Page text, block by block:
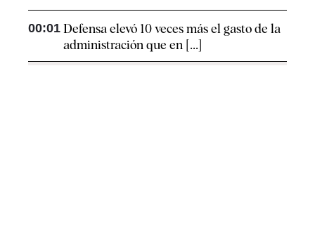
00:01 Defensa elevó 10 veces más el gasto de la
administración que en [...]